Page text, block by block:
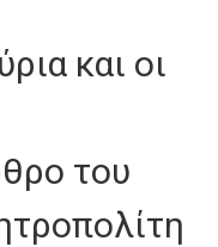
και οι
του